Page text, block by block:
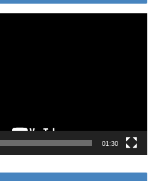
01:30